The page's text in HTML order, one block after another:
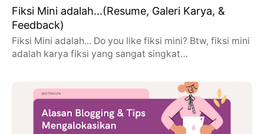
Fiksi Mini adalah...(Resume, Galeri Karya, &
Feedback)
Fiksi Mini adalah... Do you like fiksi mini? Btw, fiksi mini
adalah karya fiksi yang sangat singkat…